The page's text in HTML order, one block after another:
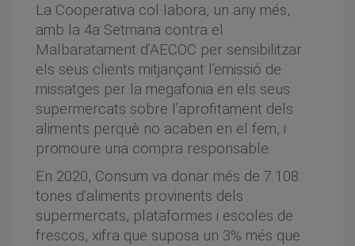
La Cooperativa col·labora, un any més,
amb la 4a Setmana contra el
Malbaratament d’AECOC per sensibilitzar
els seus clients mitjançant l’emissió de
missatges per la megafonia en els seus
supermercats sobre l’aprofitament dels
aliments perquè no acaben en el fem, i
promoure una compra responsable.
En 2020, Consum va donar més de 7.108
tones d’aliments provinents dels
supermercats, plataformes i escoles de
frescos, xifra que suposa un 3% més que